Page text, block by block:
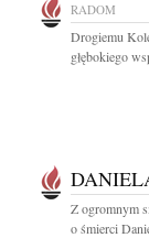
RADOM
Drogiemu
głębokiego
Z ogromnym
o śmierci